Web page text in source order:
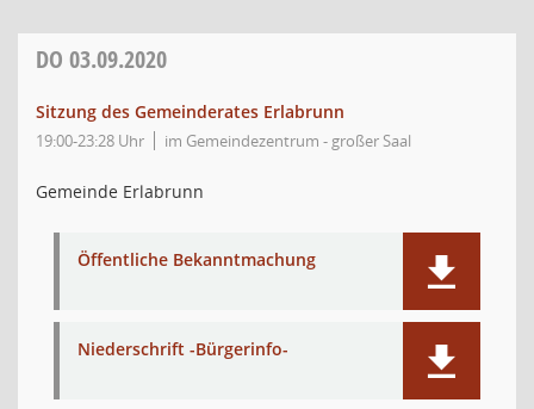
DO 03.09.2020
Sitzung des Gemeinderates Erlabrunn
19:00-23:28 Uhr im Gemeindezentrum - großer Saal
Gemeinde Erlabrunn
Öffentliche Bekanntmachung
Niederschrift -Bürgerinfo-